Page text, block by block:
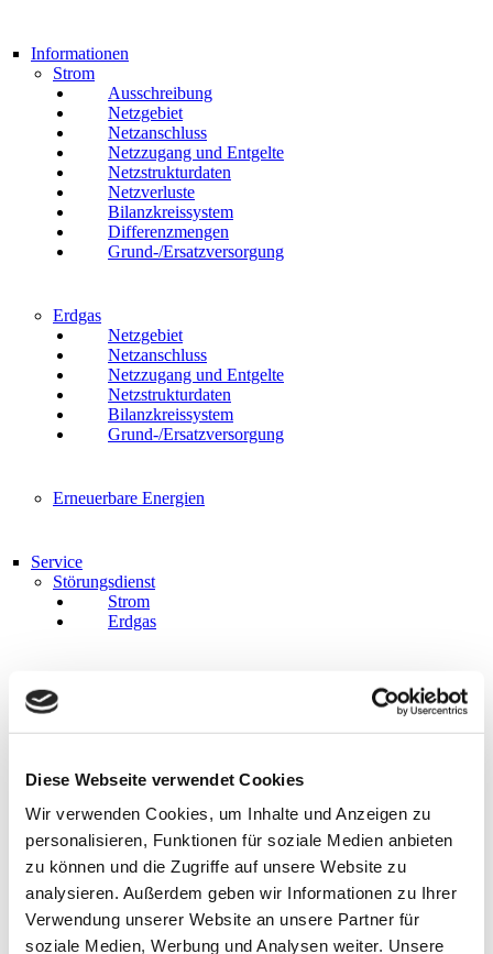
Diese Webseite verwendet Cookies
Wir verwenden Cookies, um Inhalte und Anzeigen zu
personalisieren, Funktionen für soziale Medien anbieten
zu können und die Zugriffe auf unsere Website zu
analysieren. Außerdem geben wir Informationen zu Ihrer
Verwendung unserer Website an unsere Partner für
soziale Medien, Werbung und Analysen weiter. Unsere
Informationen
Strom
Ausschreibung
Netzgebiet
Netzanschluss
Netzzugang und Entgelte
Netzstrukturdaten
Netzverluste
Bilanzkreissystem
Differenzmengen
Grund-/Ersatzversorgung
Erdgas
Netzgebiet
Netzanschluss
Netzzugang und Entgelte
Netzstrukturdaten
Bilanzkreissystem
Grund-/Ersatzversorgung
Erneuerbare Energien
Service
Störungsdienst
Strom
Erdgas
Zählerstandmeldung
Streitbeilegung
Über uns
Portrait
Gleichbehandlung
IT-Sicherheit
Karriere/Stellenangebote